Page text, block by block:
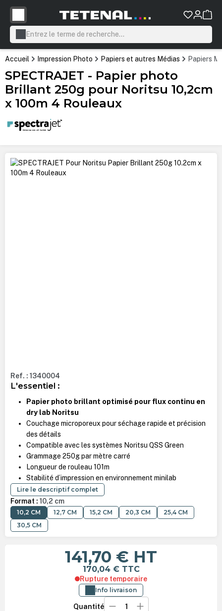
principal
Accueil Impression Photo Papiers et autres Médias Papiers
SPECTRAJET - Papier photo
Brillant 250g pour Noritsu 10,2cm
x 100m 4 Rouleaux
Ignorer la galerie d'images
Ref. : 1340004
L'essentiel :
Papier photo brillant optimisé pour flux continu en
dry lab Noritsu
Couchage microporeux pour séchage rapide et précision
des détails
Compatible avec les systèmes Noritsu QSS Green
Grammage 250g par mètre carré
Longueur de rouleau 101m
Stabilité d’impression en environnement minilab
Lire le descriptif complet
Format : 10,2 cm
10,2 CM 12,7 CM 15,2 CM 20,3 CM
25,4 CM
30,5 CM
141,70 € HT
170,04 € TTC
Rupture temporaire
Info livraison
Quantité